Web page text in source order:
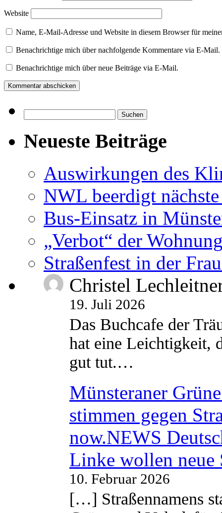
Website
Name, E-Mail-Adresse und Website in diesem Browser für
Benachrichtige mich über nachfolgende Kommentare via E-Mail.
Benachrichtige mich über neue Beiträge via E-Mail.
nach:
Neueste Beiträge
Auswirkungen des
NWL beerdigt
Bus-Einsatz in
„Verbot“ der
Straßenfest in der
Christel
19. Juli 2026
Das Buchcafe der
hat eine Leichtigkeit,
gut tut.…
Münsteraner
stimmen gegen
now.NEWS
Linke wollen neue
10. Februar 2026
[…] Straßennamens